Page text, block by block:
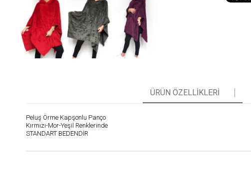
ÜRÜN ÖZELLIKLERI
Peluş Örme Kapşonlu Panço
Kırmızı-Mor-Yeşil Renklerinde
STANDART BEDENDİR